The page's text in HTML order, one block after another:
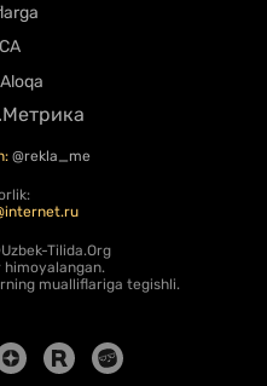
@rekla_me
Tilida.Org
himoyalangan.
mualliflariga tegishli.